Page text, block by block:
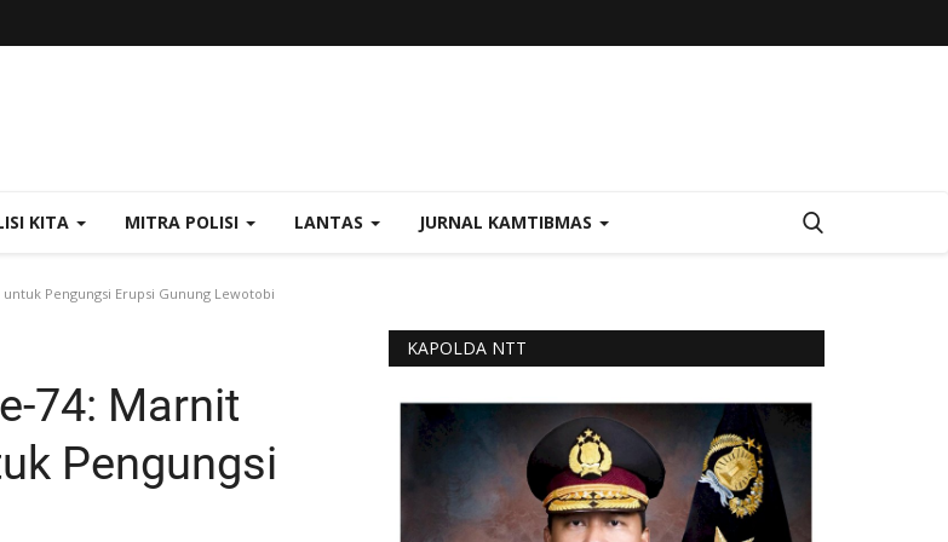
KITA MITRA POLISI LANTAS JURNAL KAMTIBMAS
Pengungsi Erupsi Gunung Lewotobi
74: Marnit
Pengungsi
KAPOLDA NTT